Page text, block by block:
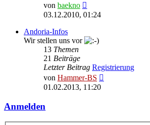
von baekno
Beitrag
03.12.2010, 01:24
Andoria-Infos
Wir stellen uns vor
13 Themen
21 Beiträge
Letzter Beitrag Registrierung
von Hammer-BS
01.02.2013, 11:20
Anmelden